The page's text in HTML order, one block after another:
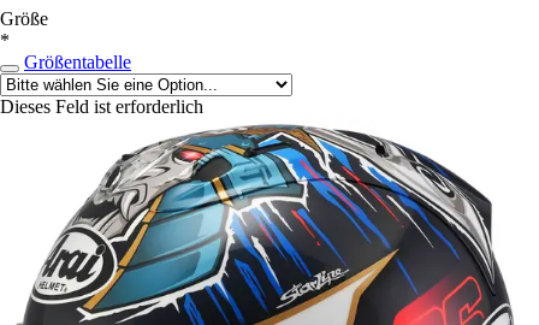
Größe
*
Größentabelle
Dieses Feld ist erforderlich